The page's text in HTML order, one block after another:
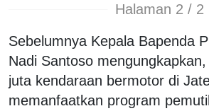
Halaman 2 / 2
Sebelumnya Kepala Bapenda
Nadi Santoso
juta kendaraan bermotor di
memanfaatkan program